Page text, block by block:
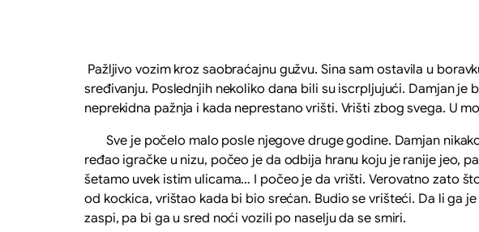
Pažljivo vozim kroz saobraćajnu gužvu. Sina sam ostavila u
sređivanju. Poslednjih nekoliko dana bili su iscrpljujući. Damjan
neprekidna pažnja i kada neprestano vrišti. Vrišti zbog svega. U
Sve je počelo malo posle njegove druge godine. Damjan
ređao igračke u nizu, počeo je da odbija hranu koju je ranije jeo,
šetamo uvek istim ulicama… I počeo je da vrišti. Verovatno zato
od kockica, vrištao kada bi bio srećan. Budio se vrišteći. Da li ga
zaspi, pa bi ga u sred noći vozili po naselju da se smiri.